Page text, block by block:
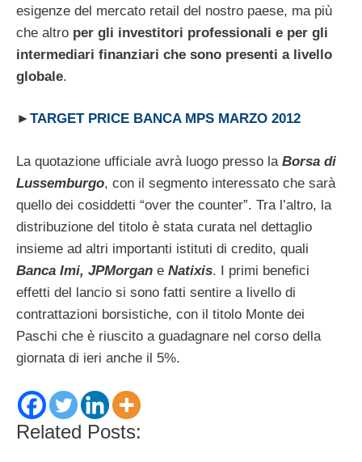
esigenze del mercato retail del nostro paese, ma più
che altro per gli investitori professionali e per gli
intermediari finanziari che sono presenti a livello
globale.
► TARGET PRICE BANCA MPS MARZO 2012
La quotazione ufficiale avrà luogo presso la Borsa di
Lussemburgo, con il segmento interessato che sarà
quello dei cosiddetti “over the counter”. Tra l’altro, la
distribuzione del titolo è stata curata nel dettaglio
insieme ad altri importanti istituti di credito, quali
Banca Imi, JPMorgan e Natixis. I primi benefici
effetti del lancio si sono fatti sentire a livello di
contrattazioni borsistiche, con il titolo Monte dei
Paschi che è riuscito a guadagnare nel corso della
giornata di ieri anche il 5%.
Related Posts: